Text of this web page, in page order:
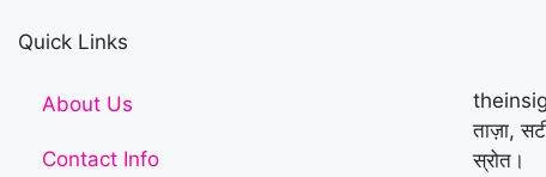
Quick Links
About Us
Contact Info
ताज़ा,
स्रोत।